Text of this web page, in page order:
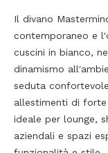
Il divano
contemporaneo e
cuscini in bianco,
dinamismo
seduta
allestimenti di forte
ideale per lounge,
aziendali e spazi